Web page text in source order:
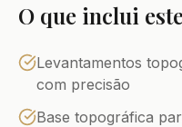
O que inclui
Levantamentos
com precisão
Base topográfica